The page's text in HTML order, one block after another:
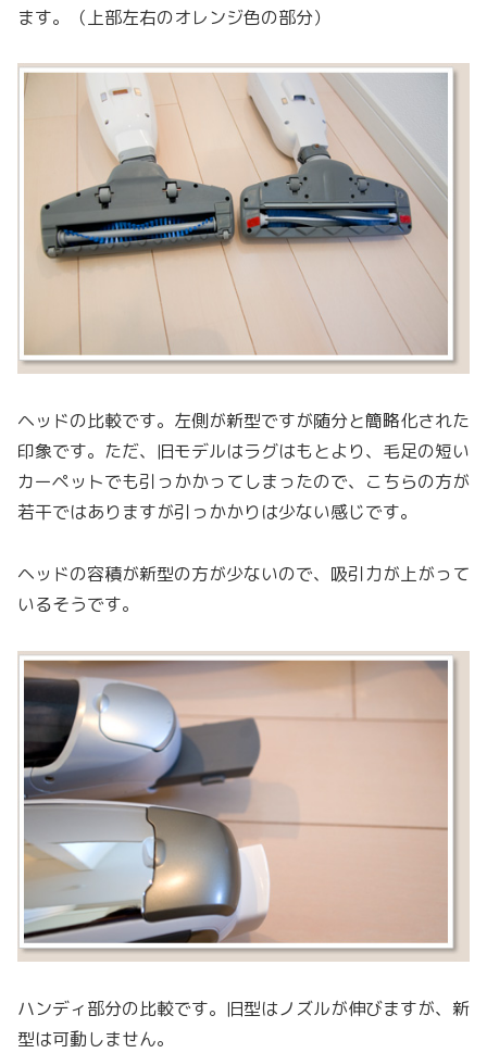
ます。（上部左右のオレンジ色の部分）
ヘッドの比較です。左側が新型ですが随分と簡略化された
印象です。ただ、旧モデルはラグはもとより、毛足の短い
カーペットでも引っかかってしまったので、こちらの方が
若干ではありますが引っかかりは少ない感じです。
ヘッドの容積が新型の方が少ないので、吸引力が上がって
いるそうです。
ハンディ部分の比較です。旧型はノズルが伸びますが、新
型は可動しません。